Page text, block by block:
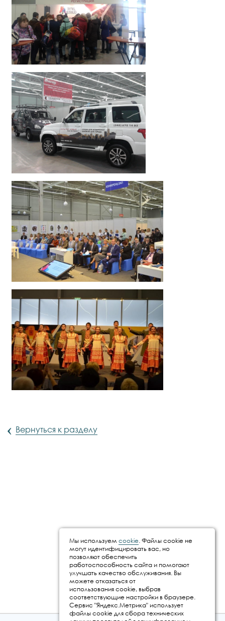
‹ Вернуться к разделу
Мы используем cookie. Файлы cookie не
могут идентифицировать вас, но
позволяют обеспечить
работоспособность сайта и помогают
улучшать качество обслуживания. Вы
можете отказаться от
использования cookie, выбрав
соответствующие настройки в браузере.
Сервис "Яндекс.Метрика" использует
файлы cookie для сбора технических